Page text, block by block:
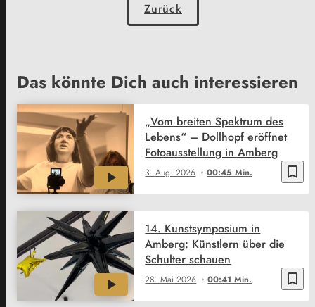
Zurück
Das könnte Dich auch interessieren
bookmark_border
3. Aug. 2026 00:45 Min.
„Vom breiten Spektrum des
Lebens“ – Dollhopf eröffnet
Fotoausstellung in Amberg
bookmark_border
28. Mai 2026 00:41 Min.
14. Kunstsymposium in
Amberg: Künstlern über die
Schulter schauen